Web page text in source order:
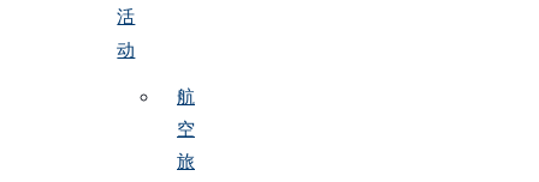
活
动
航
空
旅